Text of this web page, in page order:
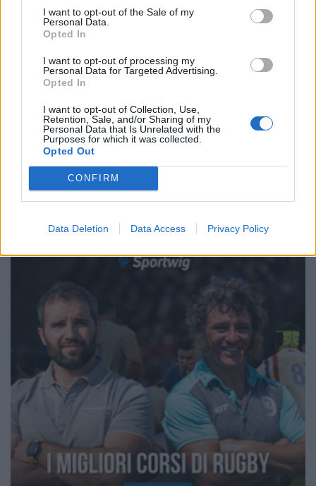
I want to opt-out of the Sale of my
Personal Data.
Opted In
I want to opt-out of processing my
Personal Data for Targeted Advertising.
Opted In
I want to opt-out of Collection, Use,
Retention, Sale, and/or Sharing of my
Personal Data that Is Unrelated with the
Purposes for which it was collected.
Opted Out
CONFIRM
Data Deletion Data Access Privacy Policy
finale al cardiopalma, finisce 38-35
video
1
Pagina 1 di 37